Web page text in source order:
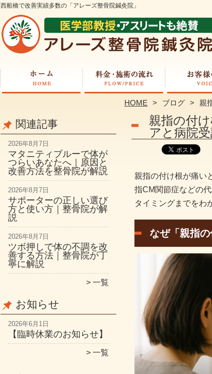
西船橋で改善実績多数の「アレーズ整骨院鍼灸院」
HOME ブログ 親
関連記事
2026年8月7日
マタニティブルーで体が
つらいあなたへ｜原因と
改善方法を整骨院が解説
2026年8月7日
サポーターの正しい選び
方と使い方｜整骨院が解
説
2026年8月7日
ツボ押しで体の不調を改
善する方法｜整骨院が丁
寧に解説
一覧
お知らせ
2026年6月1日
【臨時休業のお知らせ】
一覧
親指の付
アと病院
親指の付け根が痛い
指CM関節症などの
タイミングまでをわ
なぜ「親指